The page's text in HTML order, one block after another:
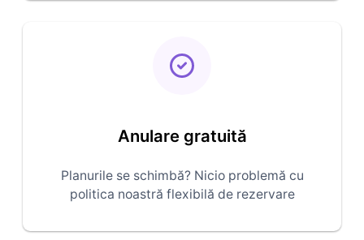
Anulare gratuită
Planurile se schimbă? Nicio problemă cu
politica noastră flexibilă de rezervare